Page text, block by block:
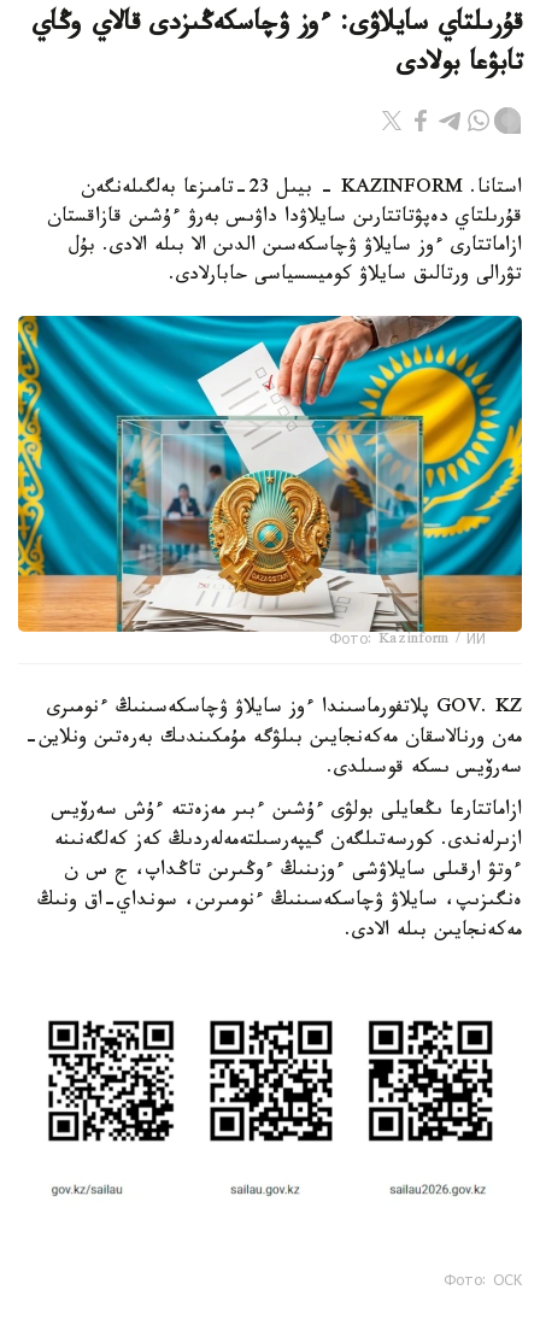
قۇرىلتاي سايلاۋى: ءوز ۋچاسكەڭىزدى قالاي وڭاي
تابۋعا بولادى
استانا. KAZINFORM - بيىل 23-تامىزعا بەلگىلەنگەن
قۇرىلتاي دەپۋتاتتارىن سايلاۋدا داۋىس بەرۋ ءۇشىن قازاقستان
ازاماتتارى ءوز سايلاۋ ۋچاسكەسىن الدىن الا بىلە الادى. بۇل
تۋرالى ورتالىق سايلاۋ كوميسسياسى حابارلادى.
Фото: Kazinform / ИИ
GOV. KZ پلاتفورماسىندا ءوز سايلاۋ ۋچاسكەسىنىڭ ءنومىرى
مەن ورنالاسقان مەكەنجايىن بىلۋگە مۇمكىندىك بەرەتىن ونلاين-
سەرۆيس ىسكە قوسىلدى.
ازاماتتارعا ىڭعايلى بولۋى ءۇشىن ءبىر مەزەتتە ءۇش سەرۆيس
ازىرلەندى. كورسەتىلگەن گيپەرسىلتەمەلەردىڭ كەز كەلگەنىنە
ءوتۋ ارقىلى سايلاۋشى ءوزىنىڭ ءوڭىرىن تاڭداپ، ج س ن
ەنگىزىپ، سايلاۋ ۋچاسكەسىنىڭ ءنومىرىن، سونداي-اق ونىڭ
مەكەنجايىن بىلە الادى.
Фото: ОСК